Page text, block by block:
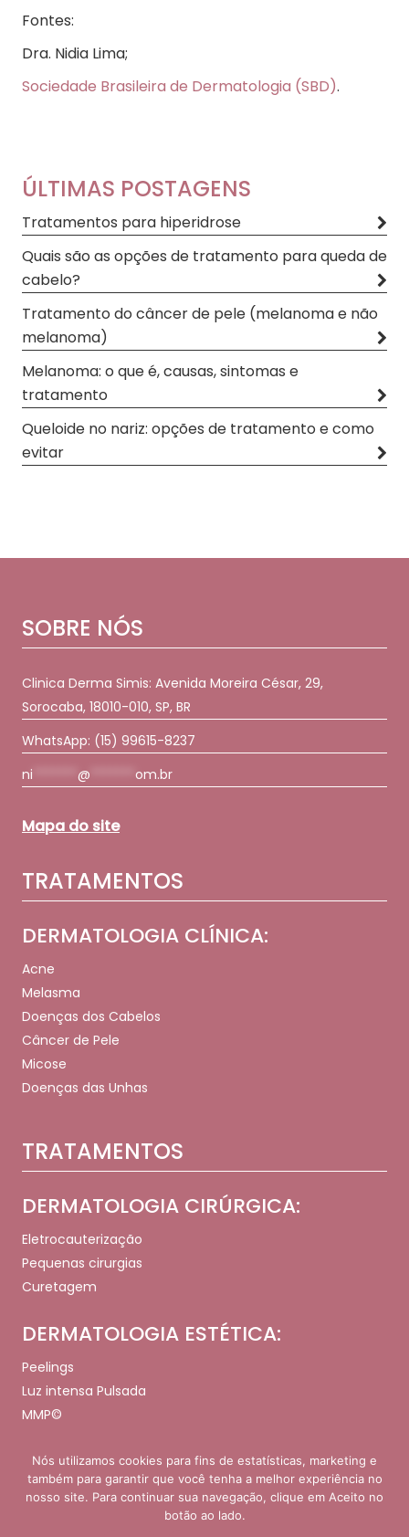
Fontes:
Dra. Nidia Lima;
Sociedade Brasileira de Dermatologia (SBD).
ÚLTIMAS POSTAGENS
Tratamentos para hiperidrose
Quais são as opções de tratamento para queda de
cabelo?
Tratamento do câncer de pele (melanoma e não
melanoma)
Melanoma: o que é, causas, sintomas e
tratamento
Queloide no nariz: opções de tratamento e como
evitar
SOBRE NÓS
Clinica Derma Simis: Avenida Moreira César, 29,
Sorocaba, 18010-010, SP, BR
WhatsApp: (15) 99615-8237
ni
@ om.br
Mapa do site
TRATAMENTOS
DERMATOLOGIA CLÍNICA:
Acne
Melasma
Doenças dos Cabelos
Câncer de Pele
Micose
Doenças das Unhas
TRATAMENTOS
DERMATOLOGIA CIRÚRGICA:
Eletrocauterização
Pequenas cirurgias
Curetagem
DERMATOLOGIA ESTÉTICA:
Peelings
Luz intensa Pulsada
MMP©
Copyright © - 2026. Todos os direitos reservados.
Desenvolvido e Gerenciado porAgência de Marketing
Nós utilizamos cookies para fins de estatísticas, marketing e
também para garantir que você tenha a melhor experiência no
nosso site. Para continuar sua navegação, clique em Aceito no
botão ao lado.